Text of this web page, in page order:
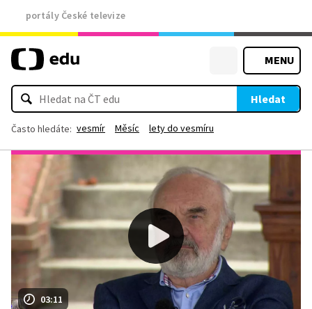
portály České televize
MENU
Hledat
Často hledáte: vesmír Měsíc lety do vesmíru
03:11